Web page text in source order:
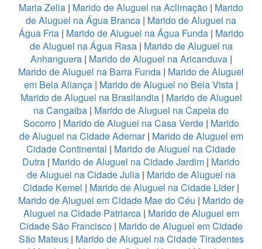
Maria Zelia | Marido de Aluguel na Aclimação | Marido
de Aluguel na Água Branca | Marido de Aluguel na
Água Fria| Marido de Aluguel na Água Funda| Marido
de Aluguel na Água Rasa | Marido de Aluguel na
Anhanguera| Marido de Aluguel na Aricanduva|
Marido de Aluguel na Barra Funda | Marido de Aluguel
em Bela Aliança | Marido de Aluguel no Bela Vista |
Marido de Aluguel na Brasilandia| Marido de Aluguel
na Cangaiba | Marido de Aluguel na Capela do
Socorro | Marido de Aluguel na Casa Verde| Marido
de Aluguel na Cidade Ademar| Marido de Aluguel em
Cidade Continental | Marido de Aluguel na Cidade
Dutra | Marido de Aluguel na Cidade Jardim | Marido
de Aluguel na Cidade Julia | Marido de Aluguel na
Cidade Kemel | Marido de Aluguel na Cidade Lider|
Marido de Aluguel em Cidade Mae do Céu | Marido de
Aluguel na Cidade Patriarca| Marido de Aluguel em
Cidade São Francisco | Marido de Aluguel em Cidade
São Mateus| Marido de Aluguel na Cidade Tiradentes